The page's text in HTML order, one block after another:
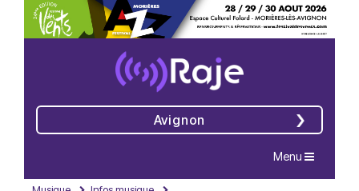
Avignon
Navigation
Menu